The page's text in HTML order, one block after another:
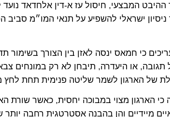
המבצעי, חיסול עז א-דין אלחדאד
ניסיון ישראלי להשפיע על תנאי המו״מ
כי חמאס ינסה לאזן בין הצורך בשימור
תגובה, או היעדרה, תיבחן לא רק במונחים
של הארגון לשמר שליטה פנימית תחת
הארגון מצוי במבוכה יחסית, כאשר שורת
מיידיים והן בהבנה אסטרטגית רחבה